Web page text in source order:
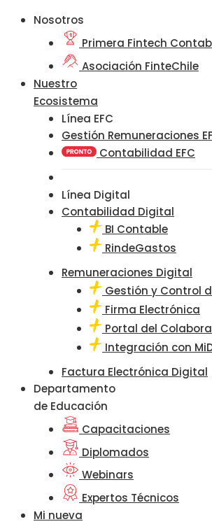
Nosotros
Primera Fintech
Asociación FinteChile
Nuestro
Ecosistema
Línea EFC
Gestión Remuneraciones
Contabilidad EFC
Línea Digital
Contabilidad Digital
BI Contable
RindeGastos
Remuneraciones Digital
Gestión y Control
Firma Electrónica
Portal del
Integración con
Factura Electrónica Digital
Departamento
de Educación
Capacitaciones
Diplomados
Webinars
Expertos Técnicos
Mi nueva